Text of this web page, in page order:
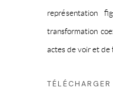
représentation
transformation
actes de voir et de